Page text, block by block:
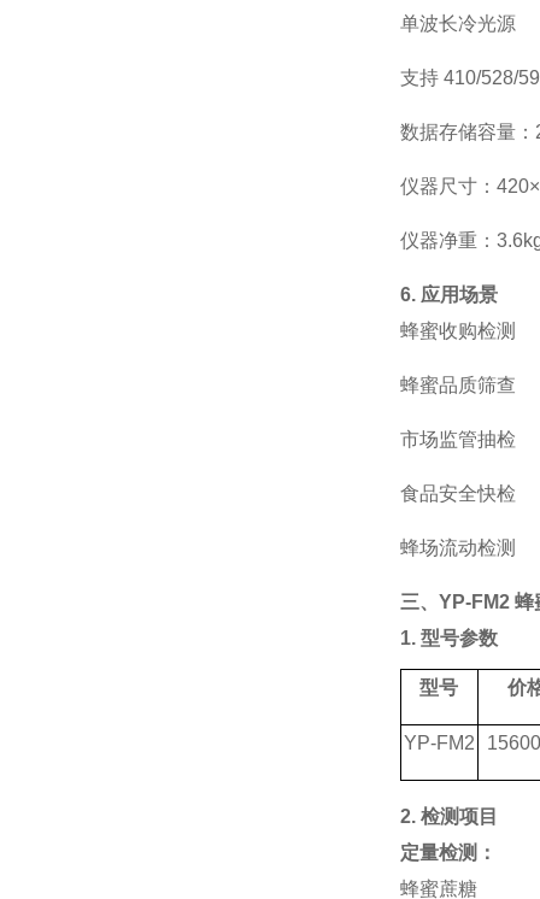
单波长冷光源
支持410/528/
数据存储容量：
仪器尺寸：
仪器净重：
6. 应用场景
蜂蜜收购检测
蜂蜜品质筛查
市场监管抽检
食品安全快检
蜂场流动检测
三、 YP-FM2 蜂
1. 型号参数
型号 价
YP-FM2
2. 检测项目
定量检测：
蜂蜜蔗糖